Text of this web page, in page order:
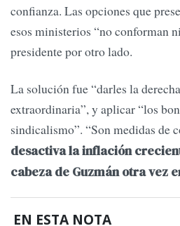
confianza. Las opciones que
esos ministerios “no conforman
presidente por otro lado.
La solución fue “darles la
extraordinaria”, y aplicar “los
sindicalismo”. “Son medidas de
desactiva la inflación
cabeza de Guzmán otra vez
EN ESTA NOTA